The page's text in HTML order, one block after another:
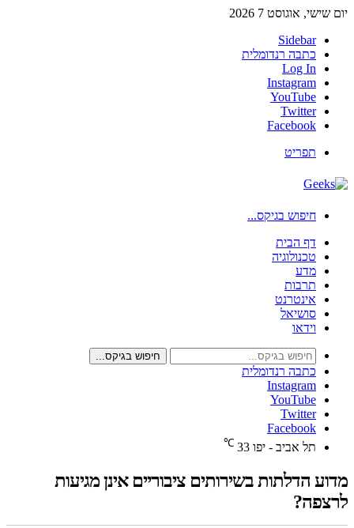
יום שישי, אוגוסט 7 2026
Sidebar
כתבה רנדומלית
Log In
Instagram
YouTube
Twitter
Facebook
תפריט
חיפוש בגיקס...
דף הבית
טכנולוגיה
מדע
תרבות
אינטרנט
סושיאל
וידאו
חיפוש בגיקס...
כתבה רנדומלית
Instagram
YouTube
Twitter
Facebook
תל אביב - יפו 33
℃
מדוע הדלתות בשירותים ציבוריים אינן מגיעות
לרצפה?